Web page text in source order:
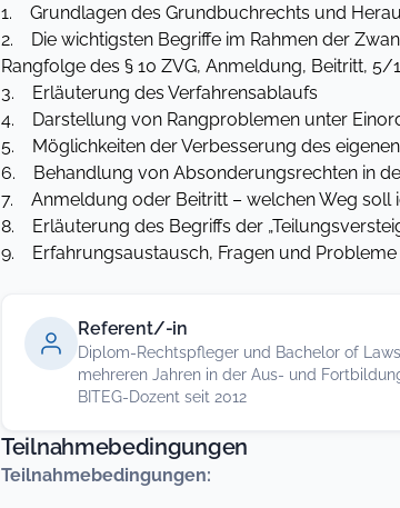
1. Grundlagen des Grundbuchrechts und
2. Die wichtigsten Begriffe im Rahmen der
Rangfolge des § 10 ZVG, Anmeldung, Beitritt,
3. Erläuterung des Verfahrensablaufs
4. Darstellung von Rangproblemen unter
5. Möglichkeiten der Verbesserung des
6. Behandlung von Absonderungsrechten in
7. Anmeldung oder Beitritt – welchen Weg soll
8. Erläuterung des Begriffs der
9. Erfahrungsaustausch, Fragen und Probleme
Referent/-in
Diplom-Rechtspfleger und Bachelor of Laws
mehreren Jahren in der Aus- und
BITEG-Dozent seit 2012
Teilnahmebedingungen
Teilnahmebedingungen: